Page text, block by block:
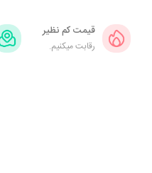
قیمت کم نظیر
رقابت میکنیم.